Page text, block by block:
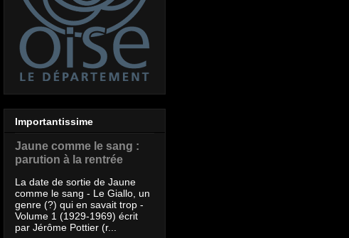
Importantissime
Jaune comme le sang :
parution à la rentrée
La date de sortie de Jaune
comme le sang - Le Giallo, un
genre (?) qui en savait trop -
Volume 1 (1929-1969) écrit
par Jérôme Pottier (r...